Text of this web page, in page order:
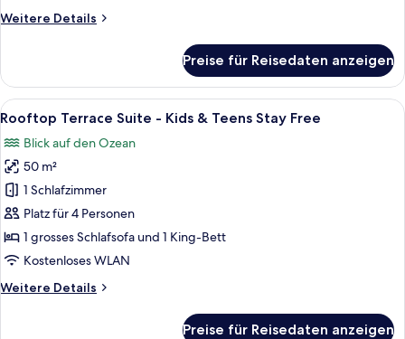
Teens
anzeigen
Weitere Details
Weitere
Pietro
Suite
-
&
Teens
Stay
Free
Preise für Reisedaten anzeigen
Alle
Fotos
für
Rooftop
Terrace
Suite
-
Kids
Teens
Ein modernes Wohnzimmer mit
8
Rooftop Terrace Suite - Kids & Teens Stay Free
Blick auf den Ozean
50 m²
1 Schlafzimmer
Platz für 4 Personen
1 grosses Schlafsofa und 1 King-Bett
Kostenloses WLAN
Weitere Details
Weitere
Preise für Reisedaten anzeigen